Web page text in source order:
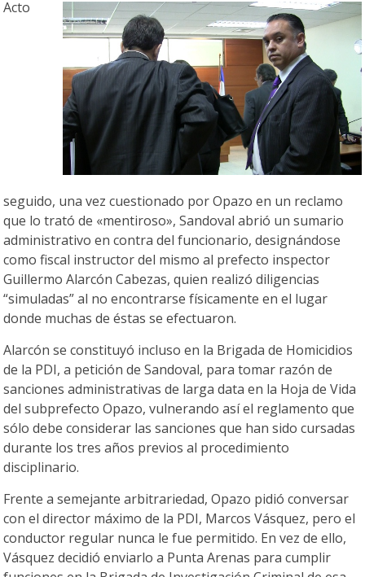
Acto
seguido, una vez cuestionado por Opazo en un reclamo
que lo trató de «mentiroso», Sandoval abrió un sumario
administrativo en contra del funcionario, designándose
como fiscal instructor del mismo al prefecto inspector
Guillermo Alarcón Cabezas, quien realizó diligencias
“simuladas” al no encontrarse físicamente en el lugar
donde muchas de éstas se efectuaron.
Alarcón se constituyó incluso en la Brigada de Homicidios
de la PDI, a petición de Sandoval, para tomar razón de
sanciones administrativas de larga data en la Hoja de Vida
del subprefecto Opazo, vulnerando así el reglamento que
sólo debe considerar las sanciones que han sido cursadas
durante los tres años previos al procedimiento
disciplinario.
Frente a semejante arbitrariedad, Opazo pidió conversar
con el director máximo de la PDI, Marcos Vásquez, pero el
conductor regular nunca le fue permitido. En vez de ello,
Vásquez decidió enviarlo a Punta Arenas para cumplir